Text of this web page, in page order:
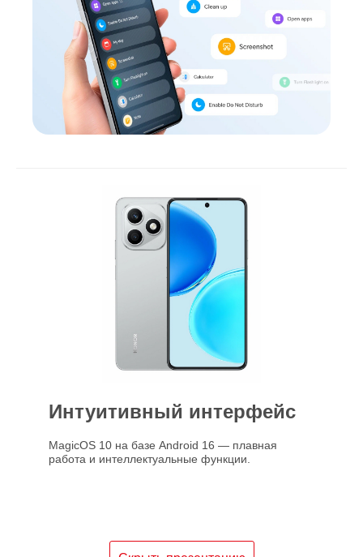
Интуитивный интерфейс
MagicOS 10 на базе Android 16 — плавная
работа и интеллектуальные функции.